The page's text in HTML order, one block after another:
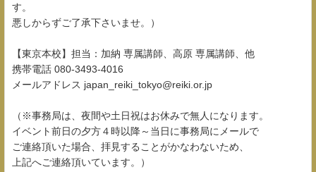
す。
悪しからずご了承下さいませ。）
【東京本校】担当：加納 専属講師、高原 専属講師、他
携帯電話 080-3493-4016
メールアドレス japan_reiki_tokyo@reiki.or.jp
（※事務局は、夜間や土日祝はお休みで無人になります。
イベント前日の夕方４時以降～当日に事務局にメールで
ご連絡頂いた場合、拝見することがかなわないため、
上記へご連絡頂いています。）